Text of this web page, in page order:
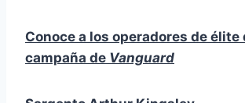
Conoce a los operadores de élite
campaña de Vanguard